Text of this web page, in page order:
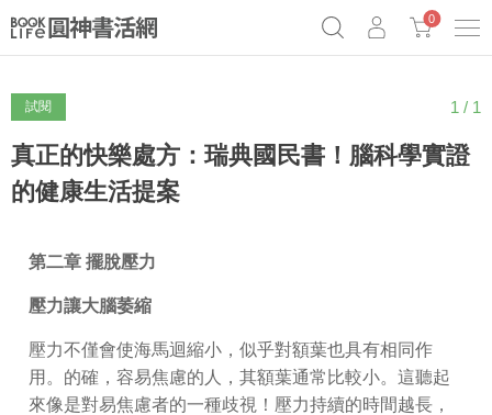
0
試閱 1 / 1
真正的快樂處方：瑞典國民書！腦科學實證
的健康生活提案
第二章 擺脫壓力
壓力讓大腦萎縮
壓力不僅會使海馬迴縮小，似乎對額葉也具有相同作
用。的確，容易焦慮的人，其額葉通常比較小。這聽起
來像是對易焦慮者的一種歧視！壓力持續的時間越長，